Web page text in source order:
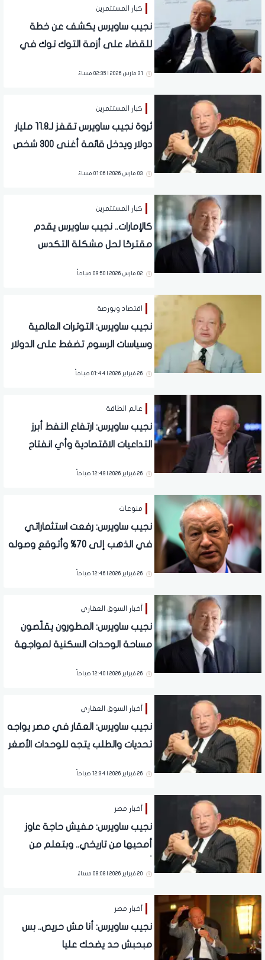
كبار المستثمرين
نجيب ساويرس يكشف عن خطة
للقضاء على أزمة التوك توك في
31 مارس 2026 | 02:35 مساءً
كبار المستثمرين
ثروة نجيب ساويرس تقفز لـ11.8 مليار
دولار ويدخل قائمة أغنى 300 شخص
03 مارس 2026 | 01:06 مساءً
كبار المستثمرين
كالإمارات.. نجيب ساويرس يقدم
مقترحًا لحل مشكلة التكدس
02 مارس 2026 | 09:50 صباحاً
اقتصاد وبورصة
نجيب ساويرس: التوترات العالمية
وسياسات الرسوم تضغط على الدولار
26 فبراير 2026 | 01:44 صباحاً
عالم الطاقة
نجيب ساويرس: ارتفاع النفط أبرز
التداعيات الاقتصادية وأي انفتاح
26 فبراير 2026 | 12:49 صباحاً
منوعات
نجيب ساويرس: رفعت استثماراتي
في الذهب إلى 70% وأتوقع وصوله
26 فبراير 2026 | 12:46 صباحاً
أخبار السوق العقاري
نجيب ساويرس: المطورون يقلّصون
مساحة الوحدات السكنية لمواجهة
26 فبراير 2026 | 12:40 صباحاً
أخبار السوق العقاري
نجيب ساويرس: العقار في مصر يواجه
تحديات والطلب يتجه للوحدات الأصغر
26 فبراير 2026 | 12:34 صباحاً
أخبار مصر
نجيب ساويرس: مفيش حاجة عاوز
أمحيها من تاريخي.. وبتعلم من
20 فبراير 2026 | 08:08 مساءً
أخبار مصر
نجيب ساويرس: أنا مش حريص.. بس
مبحبش حد يضحك عليا